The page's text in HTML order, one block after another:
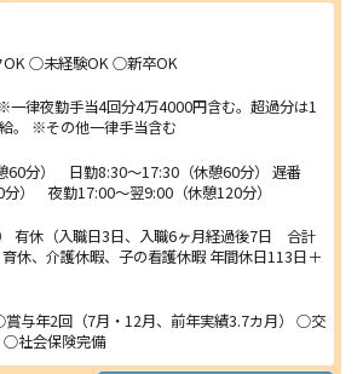
○未経験OK ○新卒OK
律夜勤手当4回分4万4000円含む。超過分は1
。 ※その他一律手当含む
60分） 日勤8:30～17:30（休憩60分） 遅番
） 夜勤17:00～翌9:00（休憩120分）
有休（入職日3日、入職6ヶ月経過後7日 合計
休、介護休暇、子の看護休暇 年間休日113日＋
与年2回（7月・12月、前年実績3.7カ月） ○交
○社会保険完備